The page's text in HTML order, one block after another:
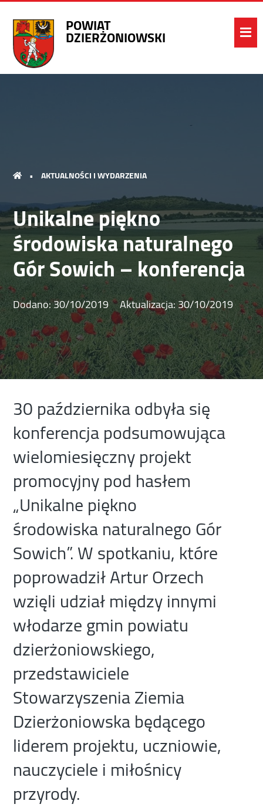
POWIAT
DZIERŻONIOWSKI
• AKTUALNOŚCI I WYDARZENIA
Unikalne piękno
środowiska naturalnego
Gór Sowich – konferencja
Dodano:30/10/2019 Aktualizacja:30/10/2019
30 października odbyła się
konferencja podsumowująca
wielomiesięczny projekt
promocyjny pod hasłem
„Unikalne piękno
środowiska naturalnego Gór
Sowich”. W spotkaniu, które
poprowadził Artur Orzech
wzięli udział między innymi
włodarze gmin powiatu
dzierżoniowskiego,
przedstawiciele
Stowarzyszenia Ziemia
Dzierżoniowska będącego
liderem projektu, uczniowie,
nauczyciele i miłośnicy
przyrody.